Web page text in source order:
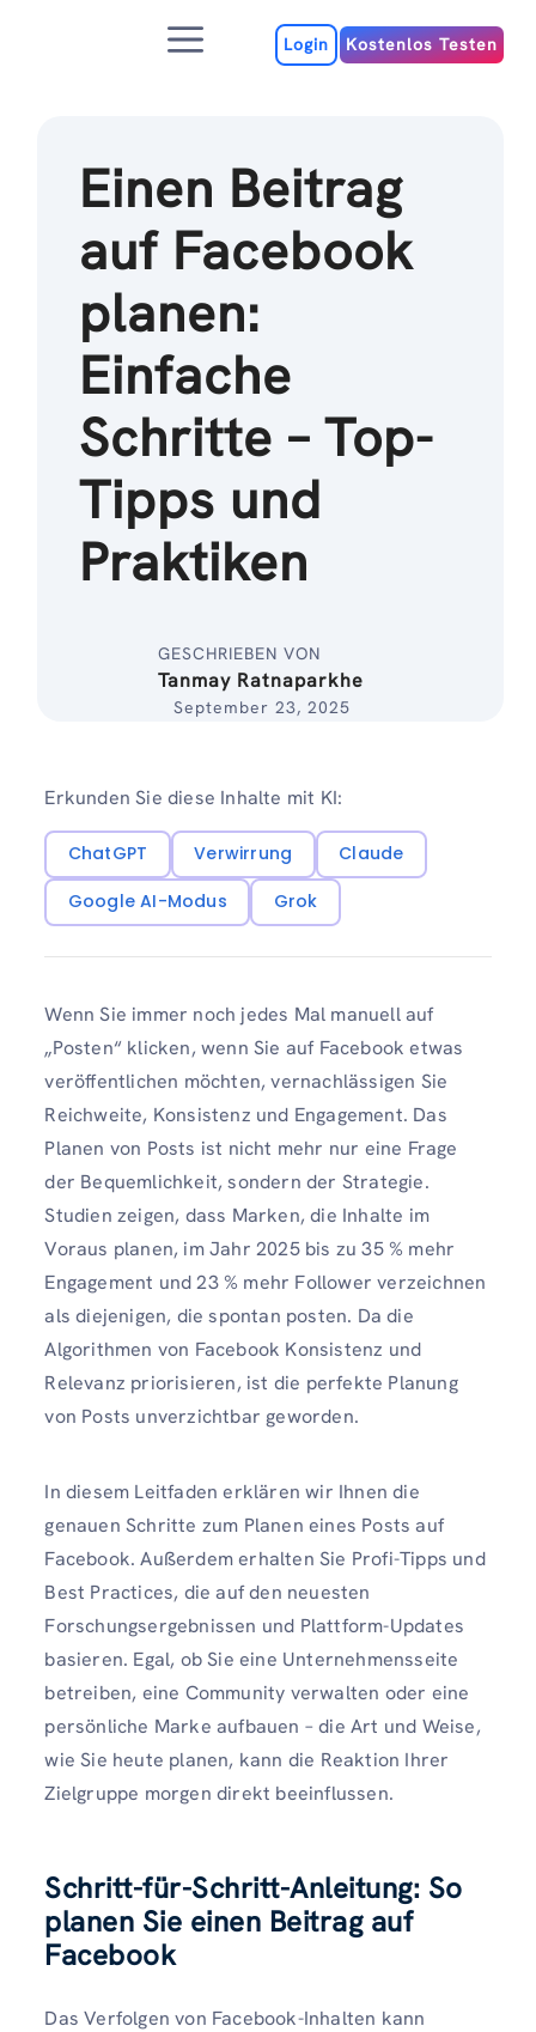
MenuLogin Kostenlos Testen
Einen Beitrag
auf Facebook
planen:
Einfache
Schritte – Top-
Tipps und
Praktiken
GESCHRIEBEN VON
Tanmay Ratnaparkhe
September 23, 2025
Erkunden Sie diese Inhalte mit KI:
ChatGPT Verwirrung
Claude
Google AI-Modus
Grok
Wenn Sie immer noch jedes Mal manuell auf
„Posten“ klicken, wenn Sie auf Facebook etwas
veröffentlichen möchten, vernachlässigen Sie
Reichweite, Konsistenz und Engagement. Das
Planen von Posts ist nicht mehr nur eine Frage
der Bequemlichkeit, sondern der Strategie.
Studien zeigen, dass Marken, die Inhalte im
Voraus planen, im Jahr 2025 bis zu 35 % mehr
Engagement und 23 % mehr Follower verzeichnen
als diejenigen, die spontan posten. Da die
Algorithmen von Facebook Konsistenz und
Relevanz priorisieren, ist die perfekte Planung
von Posts unverzichtbar geworden.
In diesem Leitfaden erklären wir Ihnen die
genauen Schritte zum Planen eines Posts auf
Facebook. Außerdem erhalten Sie Profi-Tipps und
Best Practices, die auf den neuesten
Forschungsergebnissen und Plattform-Updates
basieren. Egal, ob Sie eine Unternehmensseite
betreiben, eine Community verwalten oder eine
persönliche Marke aufbauen – die Art und Weise,
wie Sie heute planen, kann die Reaktion Ihrer
Zielgruppe morgen direkt beeinflussen.
Schritt-für-Schritt-Anleitung: So
planen Sie einen Beitrag auf
Facebook
Das Verfolgen von Facebook-Inhalten kann